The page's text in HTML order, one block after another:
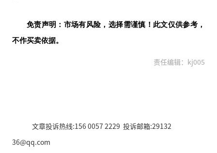
免责声明：市场有风险，选择需谨慎！此文仅供参考，
不作买卖依据。
责任编辑：kj005
文章投诉热线:156 0057 2229 投诉邮箱:29132
36@qq.com